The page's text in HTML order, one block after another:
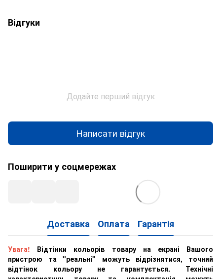
Відгуки
Додайте перший відгук
Написати відгук
Поширити у соцмережах
Доставка Оплата Гарантія
Увага! Відтінки кольорів товару на екрані Вашого
пристрою та "реальні" можуть відрізнятися, точний
відтінок кольору не гарантується. Технічні